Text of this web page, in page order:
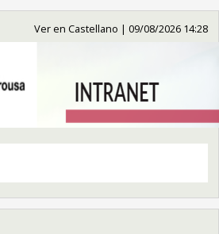
Ver en Castellano | 09/08/2026 14:28